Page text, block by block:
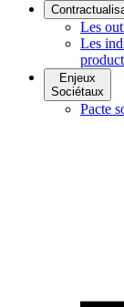
Les
Les
Enjeux
Sociétaux
Pacte